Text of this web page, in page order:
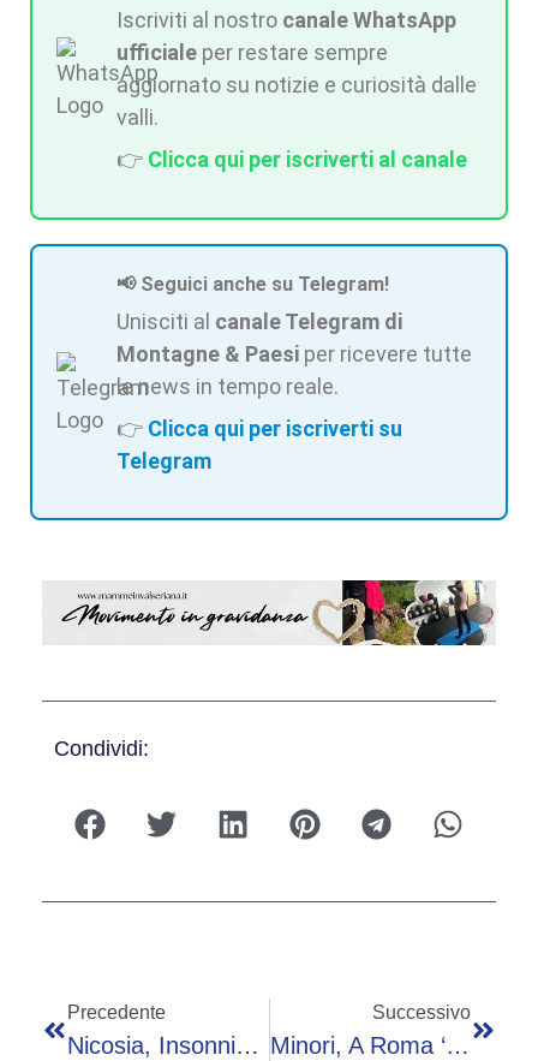
Iscriviti al nostro canale WhatsApp
ufficiale per restare sempre
aggiornato su notizie e curiosità dalle
valli.
👉 Clicca qui per iscriverti al canale
📢 Seguici anche su Telegram!
Unisciti al canale Telegram di
Montagne & Paesi per ricevere tutte
le news in tempo reale.
👉 Clicca qui per iscriverti su
Telegram
Condividi:
Precedente
Nicosia, Insonnia E Oblio: ‘King Marracash’ È Il Racconto Di Un Bambino Che Ce L’ha Fatta
Successivo
Minori, A Roma ‘Impossibile 2026’: La Biennale Di Save The Children Sui Diritti